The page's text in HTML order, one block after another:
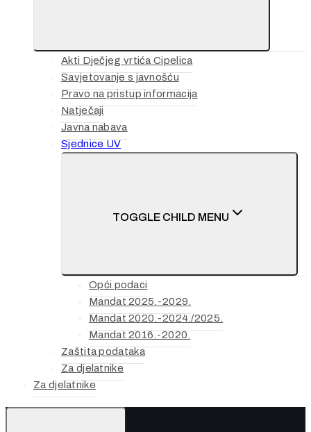
Akti Dječjeg vrtića Cipelica
Savjetovanje s javnošću
Pravo na pristup informacija
Natječaji
Javna nabava
Sjednice UV
TOGGLE CHILD MENU
Opći podaci
Mandat 2025.-2029.
Mandat 2020.-2024./2025.
Mandat 2016.-2020.
Zaštita podataka
Za djelatnike
Za djelatnike